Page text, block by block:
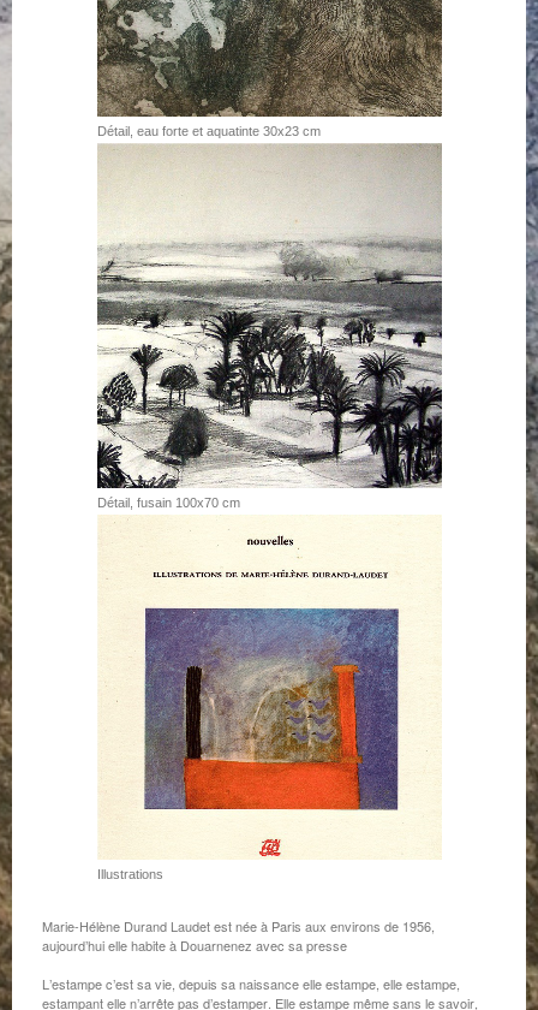
Détail, eau forte et aquatinte 30x23 cm
Détail, fusain 100x70 cm
Illustrations
Marie-Hélène Durand Laudet est née à Paris aux environs de 1956,
aujourd’hui elle habite à Douarnenez avec sa presse
L’estampe c’est sa vie, depuis sa naissance elle estampe, elle estampe,
estampant elle n’arrête pas d’estamper. Elle estampe même sans le savoir,